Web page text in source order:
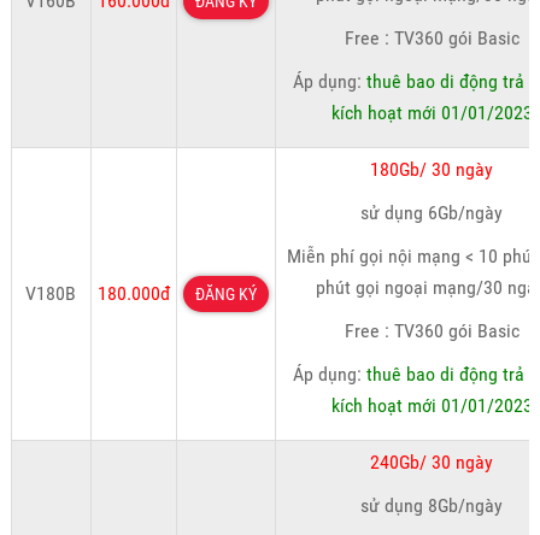
Free : TV360 gói Basic
Áp dụng:thuê bao di động trả
kích hoạt mới 01/01/2023
V180B 180.000đ ĐĂNG KÝ
180Gb/ 30 ngày
sử dụng 6Gb/ngày
Miễn phí gọi nội mạng < 10
phút gọi ngoại mạng/30
Free : TV360 gói Basic
Áp dụng:thuê bao di động trả
kích hoạt mới 01/01/2023
240Gb/ 30 ngày
sử dụng 8Gb/ngày